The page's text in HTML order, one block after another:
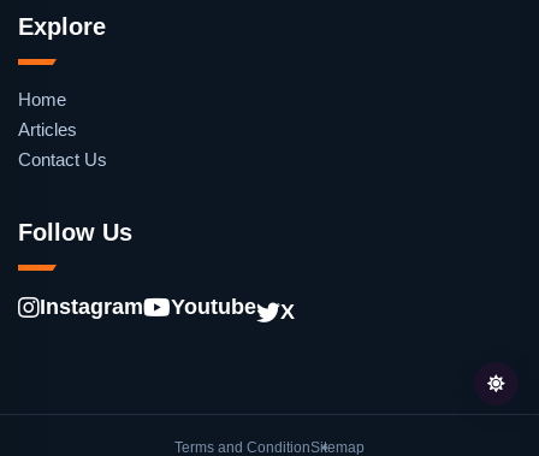
Explore
Home
Articles
Contact Us
Follow Us
Instagram Youtube X
Terms and ConditionSitemap